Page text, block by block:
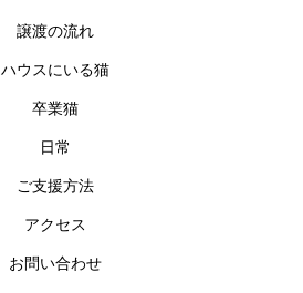
譲渡の流れ
ハウスにいる猫
卒業猫
日常
ご支援方法
アクセス
お問い合わせ